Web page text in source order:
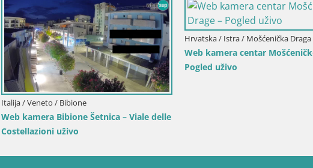
Hrvatska / Ličko-Senjska / Senj
Kamera uživo Senj – Park književnika i
Velebitski kanal
Hrvatska / Karlovačka / Karlovac
Web kamera Karlovac – Dvorac
uživo